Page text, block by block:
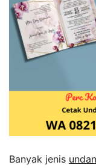
Banyak jenis